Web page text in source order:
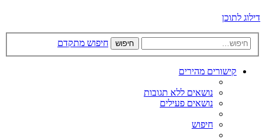
דילוג לתוכן
חיפוש חיפוש מתקדם
קישורים מהירים
נושאים ללא תגובות
נושאים פעילים
חיפוש